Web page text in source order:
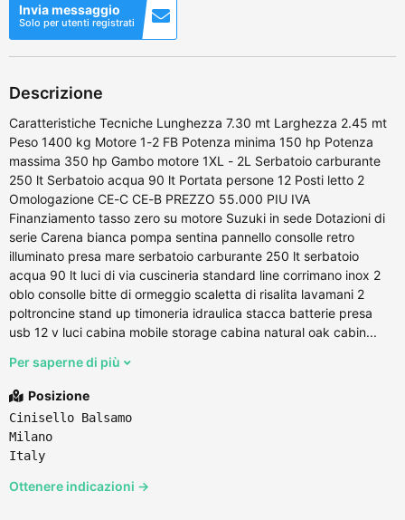
Invia messaggio
Solo per utenti registrati
Descrizione
Caratteristiche Tecniche Lunghezza 7.30 mt Larghezza 2.45 mt
Peso 1400 kg Motore 1-2 FB Potenza minima 150 hp Potenza
massima 350 hp Gambo motore 1XL - 2L Serbatoio carburante
250 lt Serbatoio acqua 90 lt Portata persone 12 Posti letto 2
Omologazione CE-C CE-B PREZZO 55.000 PIU IVA
Finanziamento tasso zero su motore Suzuki in sede Dotazioni di
serie Carena bianca pompa sentina pannello consolle retro
illuminato presa mare serbatoio carburante 250 lt serbatoio
acqua 90 lt luci di via cuscineria standard line corrimano inox 2
oblo consolle bitte di ormeggio scaletta di risalita lavamani 2
poltroncine stand up timoneria idraulica stacca batterie presa
usb 12 v luci cabina mobile storage cabina natural oak cabin...
Per saperne di più
Posizione
Cinisello Balsamo
Milano
Italy
Ottenere indicazioni →